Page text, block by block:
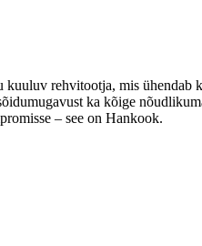
rehvitootja, mis ühendab
ka kõige
– see on Hankook.